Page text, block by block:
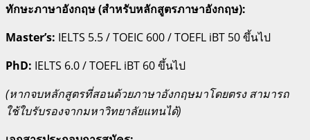
ทักษะภาษาอังกฤษ (สำหรับหลักสูตรภาษาอังกฤษ):
Master’s: IELTS 5.5 / TOEIC 600 / TOEFL iBT 50 ขึ้นไป
PhD: IELTS 6.0 / TOEFL iBT 60 ขึ้นไป
(หากจบหลักสูตรที่สอนด้วยภาษาอังกฤษมาโดยตรง สามารถ
ใช้ใบรับรองจากมหาวิทยาลัยแทนได้)